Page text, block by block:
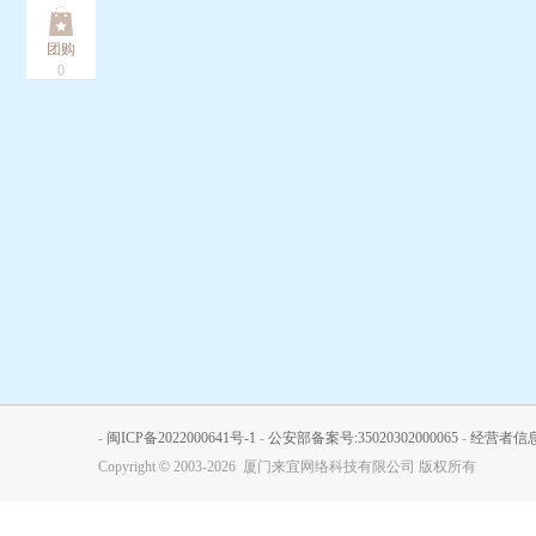
团购
0
- 闽ICP备2022000641号-1 - 公安部备案号:35020302000065 - 经营者信
Copyright © 2003-2026 厦门来宜网络科技有限公司 版权所有